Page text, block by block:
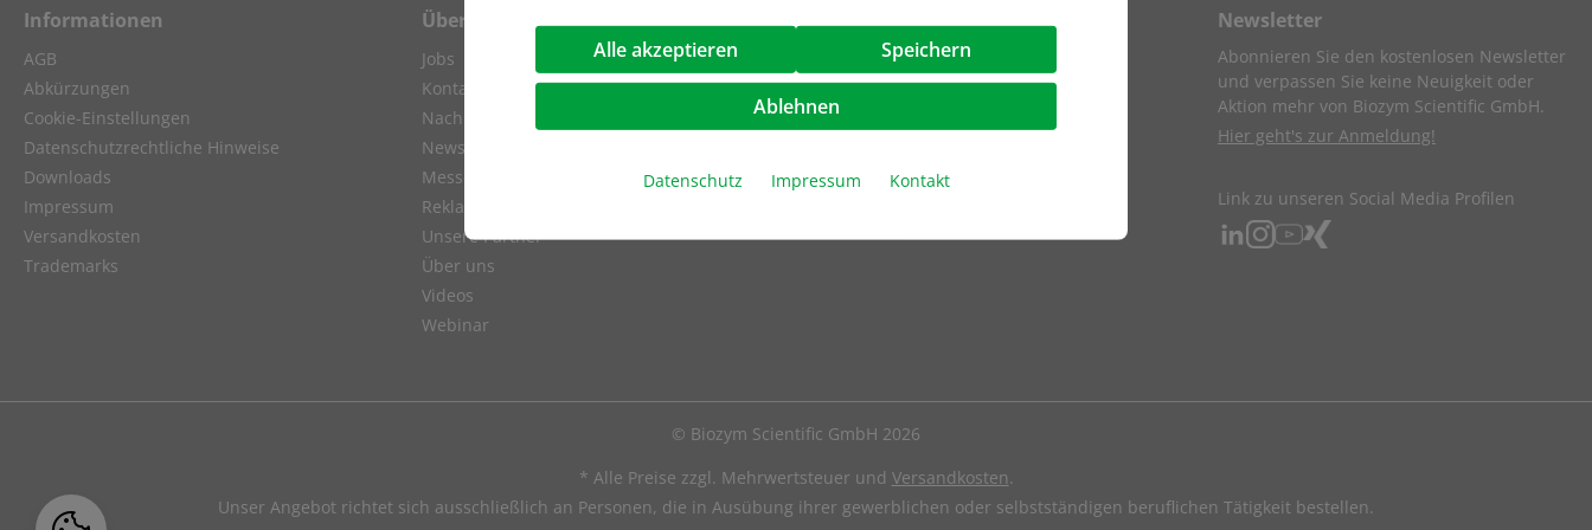
Informationen
AGB
Abkürzungen
Cookie-Einstellungen
Datenschutzrechtliche Hinweise
Downloads
Impressum
Versandkosten
Trademarks
Über Biozym
Jobs
Kontakt
Nachhaltigkeit
Newsletter
Messen
Reklamation
Unsere Partner
Über uns
Videos
Webinar
Newsletter
Abonnieren Sie den kostenlosen Newsletter
und verpassen Sie keine Neuigkeit oder
Aktion mehr von Biozym Scientific GmbH.
Hier geht's zur Anmeldung!
Link zu unseren Social Media Profilen
© Biozym Scientific GmbH 2026
* Alle Preise zzgl. Mehrwertsteuer und Versandkosten.
Unser Angebot richtet sich ausschließlich an Personen, die in Ausübung ihrer gewerblichen oder selbstständigen beruflichen Tätigkeit bestellen.
Alle akzeptieren Speichern
Ablehnen
Datenschutz Impressum Kontakt